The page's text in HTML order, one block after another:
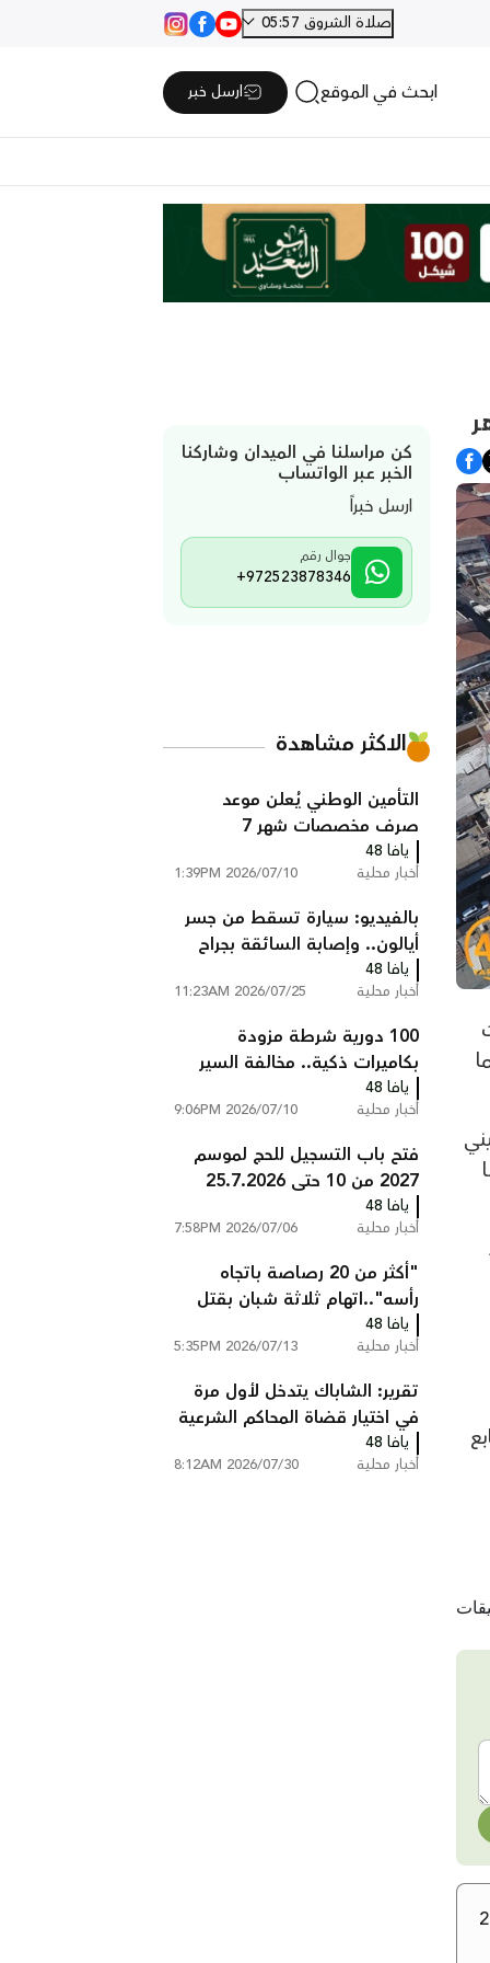
صلاة الشروق 05:57
ابحث في الموقع ارسل خبر
كن مراسلنا في الميدان وشاركنا
الخبر عبر الواتساب
ارسل خبراً
جوال رقم
+972523878346
الاكثر مشاهدة
التأمين الوطني يُعلن موعد
صرف مخصصات شهر 7
يافا 48
أخبار محلية 2026/07/10 1:39PM
بالفيديو: سيارة تسقط من جسر
أيالون.. وإصابة السائقة بجراح
خطيرة
يافا 48
أخبار محلية 2026/07/25 11:23AM
100 دورية شرطة مزودة
بكاميرات ذكية.. مخالفة السير
تصلك إلى المنزل دون أن تتوقف
يافا 48
أخبار محلية 2026/07/10 9:06PM
فتح باب التسجيل للحج لموسم
2027 من 10 حتى 25.7.2026
يافا 48
أخبار محلية 2026/07/06 7:58PM
"أكثر من 20 رصاصة باتجاه
رأسه"..اتهام ثلاثة شبان بقتل
عبد السلام ابو عصب من
شعفاط
يافا 48
أخبار محلية 2026/07/13 5:35PM
تقرير: الشاباك يتدخل لأول مرة
في اختيار قضاة المحاكم الشرعية
ويستبعد مرشحين
يافا 48
أخبار محلية 2026/07/30 8:12AM